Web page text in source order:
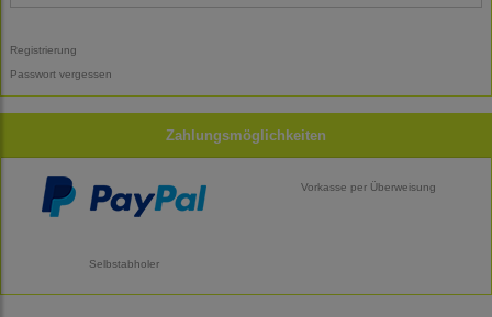
Registrierung
Passwort vergessen
Zahlungsmöglichkeiten
Vorkasse per Überweisung
Selbstabholer